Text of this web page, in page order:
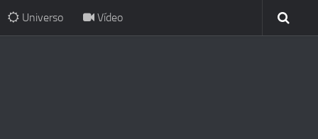
Universo Vídeo